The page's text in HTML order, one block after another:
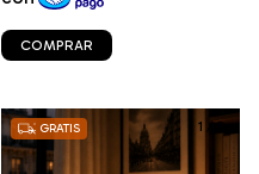
COMPRAR
1 /9
GRATIS